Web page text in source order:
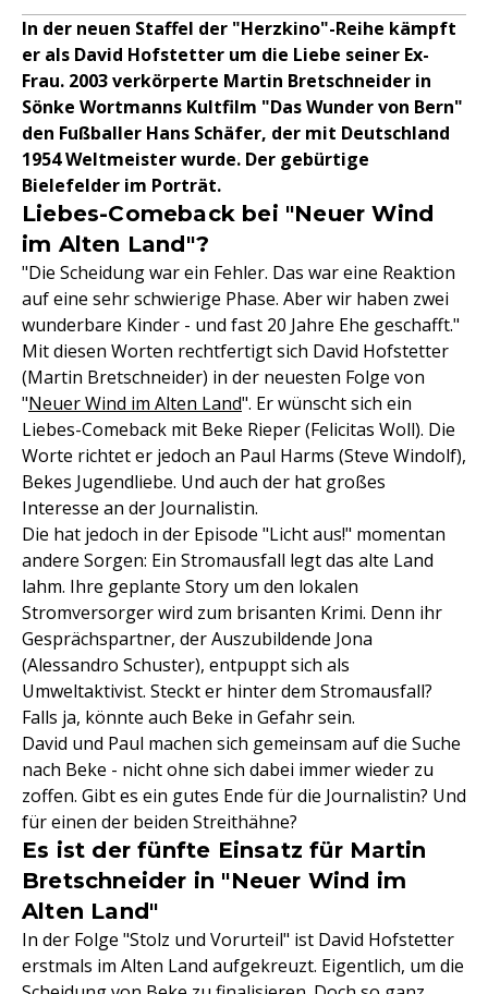
In der neuen Staffel der "Herzkino"-Reihe kämpft
er als David Hofstetter um die Liebe seiner Ex-
Frau. 2003 verkörperte Martin Bretschneider in
Sönke Wortmanns Kultfilm "Das Wunder von Bern"
den Fußballer Hans Schäfer, der mit Deutschland
1954 Weltmeister wurde. Der gebürtige
Bielefelder im Porträt.
Liebes-Comeback bei "Neuer Wind
im Alten Land"?
"Die Scheidung war ein Fehler. Das war eine Reaktion
auf eine sehr schwierige Phase. Aber wir haben zwei
wunderbare Kinder - und fast 20 Jahre Ehe geschafft."
Mit diesen Worten rechtfertigt sich David Hofstetter
(Martin Bretschneider) in der neuesten Folge von
"Neuer Wind im Alten Land". Er wünscht sich ein
Liebes-Comeback mit Beke Rieper (Felicitas Woll). Die
Worte richtet er jedoch an Paul Harms (Steve Windolf),
Bekes Jugendliebe. Und auch der hat großes
Interesse an der Journalistin.
Die hat jedoch in der Episode "Licht aus!" momentan
andere Sorgen: Ein Stromausfall legt das alte Land
lahm. Ihre geplante Story um den lokalen
Stromversorger wird zum brisanten Krimi. Denn ihr
Gesprächspartner, der Auszubildende Jona
(Alessandro Schuster), entpuppt sich als
Umweltaktivist. Steckt er hinter dem Stromausfall?
Falls ja, könnte auch Beke in Gefahr sein.
David und Paul machen sich gemeinsam auf die Suche
nach Beke - nicht ohne sich dabei immer wieder zu
zoffen. Gibt es ein gutes Ende für die Journalistin? Und
für einen der beiden Streithähne?
Es ist der fünfte Einsatz für Martin
Bretschneider in "Neuer Wind im
Alten Land"
In der Folge "Stolz und Vorurteil" ist David Hofstetter
erstmals im Alten Land aufgekreuzt. Eigentlich, um die